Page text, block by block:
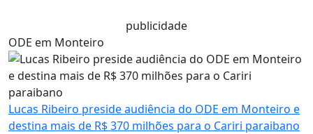
publicidade
ODE em Monteiro
Lucas Ribeiro preside audiência do ODE em Monteiro e
destina mais de R$ 370 milhões para o Cariri paraibano